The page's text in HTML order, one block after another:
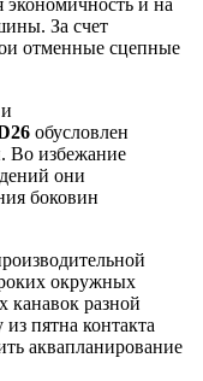
и на
За счет
отменные сцепные
обусловлен
Во избежание
они
боковин
окружных
канавок разной
пятна контакта
аквапланирование